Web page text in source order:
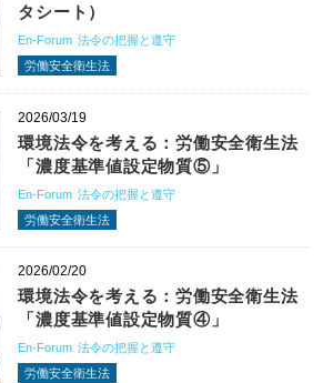
タシート）
En-Forum 法令の把握と遵守
労働安全衛生法
2026/03/19
環境法令を考える：労働安全衛生法
「濃度基準値設定物質⑤」
En-Forum 法令の把握と遵守
労働安全衛生法
2026/02/20
環境法令を考える：労働安全衛生法
「濃度基準値設定物質④」
En-Forum 法令の把握と遵守
労働安全衛生法